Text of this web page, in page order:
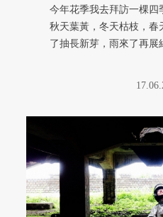
今年花季我去拜訪一棵四
秋天葉黃，冬天枯枝，春
了抽長新芽，雨來了再